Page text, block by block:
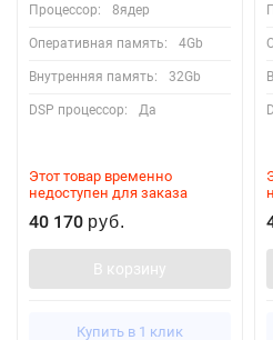
Процессор: 8ядер
Оперативная память: 4Gb
Внутренняя память: 32Gb
DSP процессор: Да
Этот товар временно
недоступен для заказа
40 170 руб.
В корзину
Купить в 1 клик